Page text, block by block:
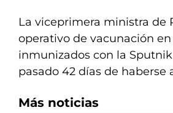
La viceprimera ministra de
operativo de vacunación
inmunizados con la
pasado 42 días de haberse
Más noticias